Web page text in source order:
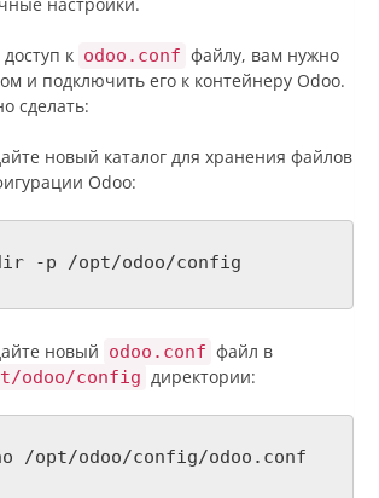
к odoo.conf файлу, вам нужно
и подключить его к контейнеру Odoo.
сделать:
новый каталог для хранения файлов
Odoo:
-p /opt/odoo/config
новый odoo.conf файл в
odoo/config директории:
/opt/odoo/config/odoo.conf